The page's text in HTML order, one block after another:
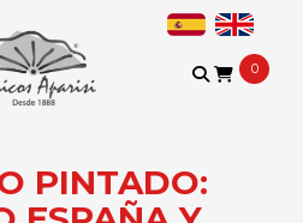
0
PINTADO: